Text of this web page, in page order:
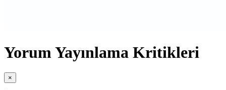
Yorum Yayınlama Kritikleri
×